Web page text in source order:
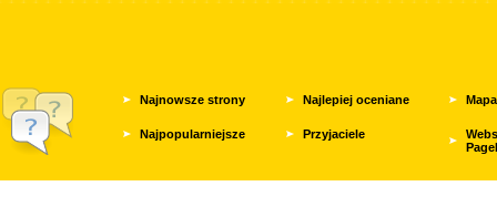
Najnowsze strony Najlepiej oceniane
Najpopularniejsze Przyjaciele